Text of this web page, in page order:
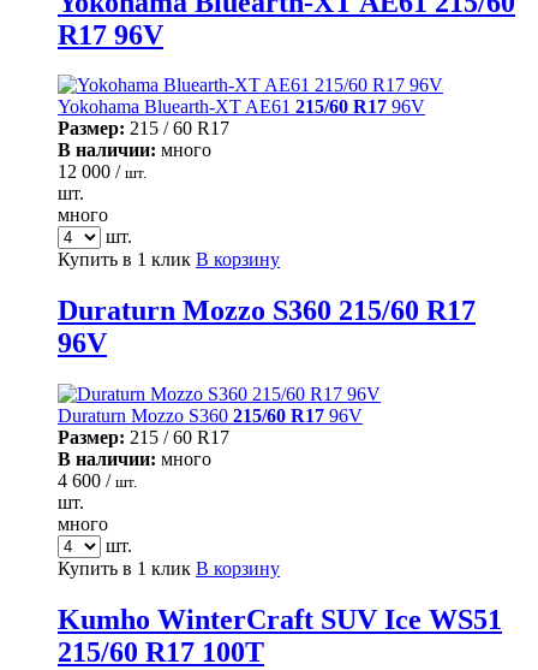
R17 96V
Yokohama Bluearth-XT AE61 215/60 R17 96V
Размер: 215 / 60 R17
В наличии: много
12 000 / шт.
шт.
много
шт.
Купить в 1 клик В корзину
Duraturn Mozzo S360 215/60 R17
96V
Duraturn Mozzo S360 215/60 R17 96V
Размер: 215 / 60 R17
В наличии: много
4 600 / шт.
шт.
много
шт.
Купить в 1 клик В корзину
Kumho WinterCraft SUV Ice WS51
215/60 R17 100T